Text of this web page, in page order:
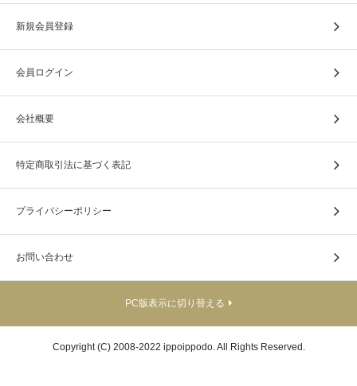
新規会員登録
会員ログイン
会社概要
特定商取引法に基づく表記
プライバシーポリシー
お問い合わせ
PC版表示に切り替える
Copyright (C) 2008-2022 ippoippodo. All Rights Reserved.